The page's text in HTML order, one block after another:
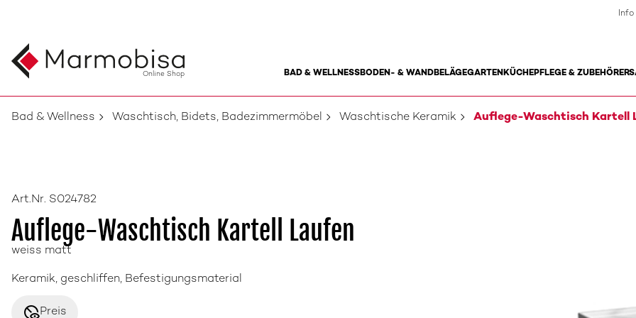
Online Shop BAD & WELLNESSBODEN- & WANDBELÄGEGARTENKÜCHEPFLEGE & ZUBEHÖR
Info
Bad & Wellness Waschtisch, Bidets, Badezimmermöbel Waschtische Keramik Auflege-Waschtisch Kartell
Art.Nr. S024782
Auflege-Waschtisch Kartell Laufen
weiss matt
Keramik, geschliffen, Befestigungsmaterial
disabled_visiblePreis